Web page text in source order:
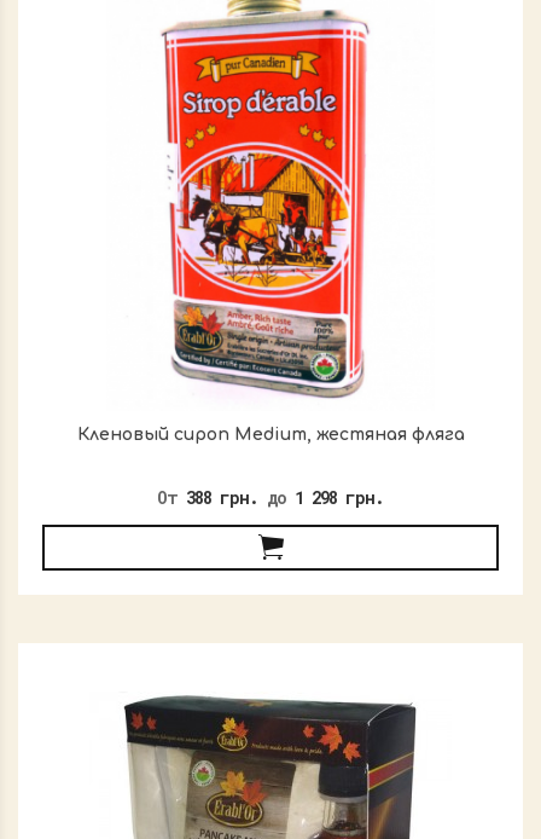
Кленовый сироп Medium, жестяная фляга
От 388 грн. до 1 298 грн.